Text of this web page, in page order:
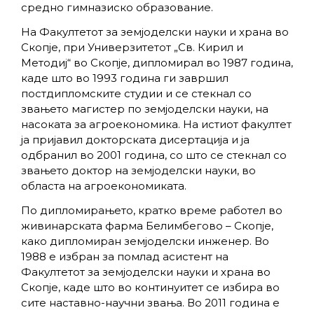
средно гимназиско образование.
На Факултетот за земјоделски науки и храна во
Скопје, при Универзитетот „Св. Кирил и
Методиј“ во Скопје, дипломирал во 1987 година,
каде што во 1993 година ги завршил
постдипломските студии и се стекнал со
звањето магистер по земјоделски науки, на
насоката за агроекономика. На истиот факултет
ја пријавил докторската дисертација и ја
одбранил во 2001 година, со што се стекнал со
звањето доктор на земјоделски науки, во
областа на агроекономиката.
По дипломирањето, кратко време работел во
живинарската фарма Белимбегово – Скопје,
како дипломиран земјоделски инженер. Во
1988 е избран за помлад асистент на
Факултетот за земјоделски науки и храна во
Скопје, каде што во континуитет се избира во
сите наставно-научни звања. Во 2011 година е